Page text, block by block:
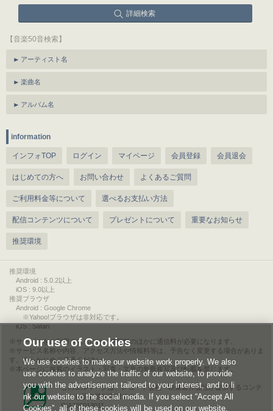
詳細検索
【音楽50音検索】
アーティスト名
楽曲名
アルバム名
information
インフォTOP ログイン マイページ 会員登録 会員退会
はじめての方へ お問い合わせ よくあるご質問
ご利用料金等について 選べるお支払い方法
配信コンテンツについて プレゼントについて 重要なお知らせ
推奨環境
推奨環境
Android : 5.0.2以上
iOS : 9.0以上
推奨ブラウザ
Android : Google Chrome
※Yahoo!ブラウザは非対応です。
iOS : Safari
サービスをご利用されるには、情報料のほかに通信料が必要になります。
サービス名称や内容、アクセス方法や情報料等は、予告なく変更する場合がありま
す。あらかじめご了承ください。
本ページに掲載のイラスト・写真・文章の無断複写及び転載を禁じます。
このエルマークは、レコード会社・映像製作会社が提供するコンテ
ンツを示す登録商標です。
RIAJ00013011
Our use of Cookies
We use cookies to make our website work properly. We also
use cookies to analyze the traffic of our website, to provide
you with the advertisement tailored to your interest, and to li
nk our website to the social media. If you select “Accept All
Cookies”, all of these cookies will be used on our website.